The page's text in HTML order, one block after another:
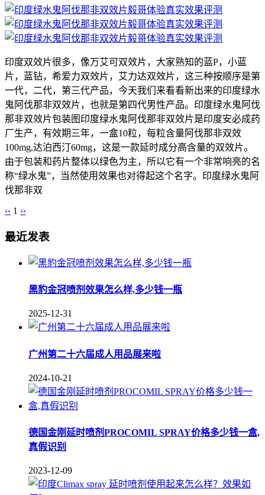
印度双效片很多，像万艾可双效片，大家熟知的蓝P，小蓝
片，蓝钻，希爱力双效片，艾力达双效片，这三种按顺序是第
一代，二代，第三代产品，今天我们来看看新出来的印度绿水
鬼阿伐那非双效片，也就是第四代男性产品。印度绿水鬼阿伐
那非双效片包装图印度绿水鬼阿伐那非双效片是印度安必成药
厂生产，有效期三年，一盒10粒，每粒含量阿伐那非双效
100mg,达泊西汀60mg，这是一款延时成分高含量的双效片。
由于包装和药片整体以绿色为主，所以它有一个非常响亮的名
称“绿水鬼”，当然使用效果也对得起这个名字。印度绿水鬼阿
伐那非双
‹‹ 1 ››
最近发表
黑豹金冠喷剂效果怎么样,多少钱一瓶
2025-12-31
广州第二十六届成人用品展来啦
2024-10-21
德国金刚延时喷剂PROCOMIL SPRAY价格多少钱一盒,
真假识别
2023-12-09